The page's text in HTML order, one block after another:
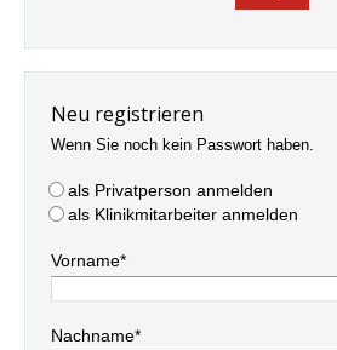
Neu registrieren
Wenn Sie noch kein Passwort haben.
als Privatperson anmelden
als Klinikmitarbeiter anmelden
Vorname*
Nachname*